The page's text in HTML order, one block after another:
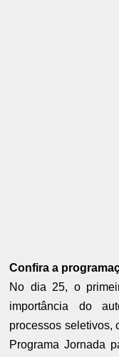
Confira a
No dia 25, o
importância do
processos seletivos,
Programa Jornada